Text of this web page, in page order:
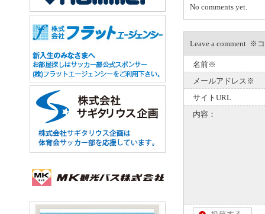
No comments yet.
Leave a comment ※
名前※
メールアドレス※
サイトURL
内容：